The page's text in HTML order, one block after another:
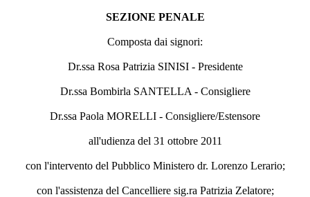
SEZIONE PENALE
Composta dai signori:
Dr.ssa Rosa Patrizia SINISI - Presidente
Dr.ssa Bombirla SANTELLA - Consigliere
Dr.ssa Paola MORELLI - Consigliere/Estensore
all'udienza del 31 ottobre 2011
con l'intervento del Pubblico Ministero dr. Lorenzo Lerario;
con l'assistenza del Cancelliere sig.ra Patrizia Zelatore;